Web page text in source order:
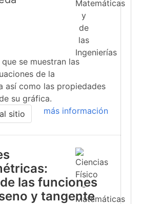
se muestran las
de la
así como las propiedades
su gráfica.
más información
sitio
las funciones
y tangente